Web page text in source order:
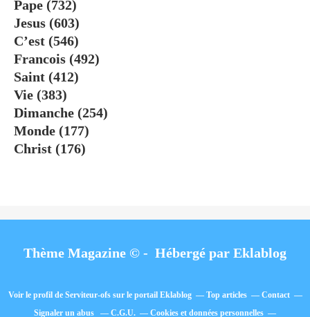
Pape (732)
Jesus (603)
C’est (546)
Francois (492)
Saint (412)
Vie (383)
Dimanche (254)
Monde (177)
Christ (176)
Thème Magazine © - Hébergé par Eklablog
Voir le profil de Serviteur-ofssur le portail Eklablog Top articles
Contact
Signaler un abus
C.G.U. Cookies et données personnelles